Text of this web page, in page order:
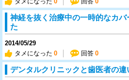
神経を抜く治療中の一時的なカ
た
2014/05/29
タメになった 0 回答 0
デンタルクリニックと歯医者の違